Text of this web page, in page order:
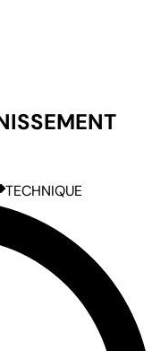
TECHNIQUE